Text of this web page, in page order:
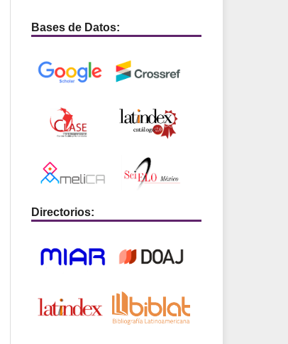
Bases de Datos:
Directorios: